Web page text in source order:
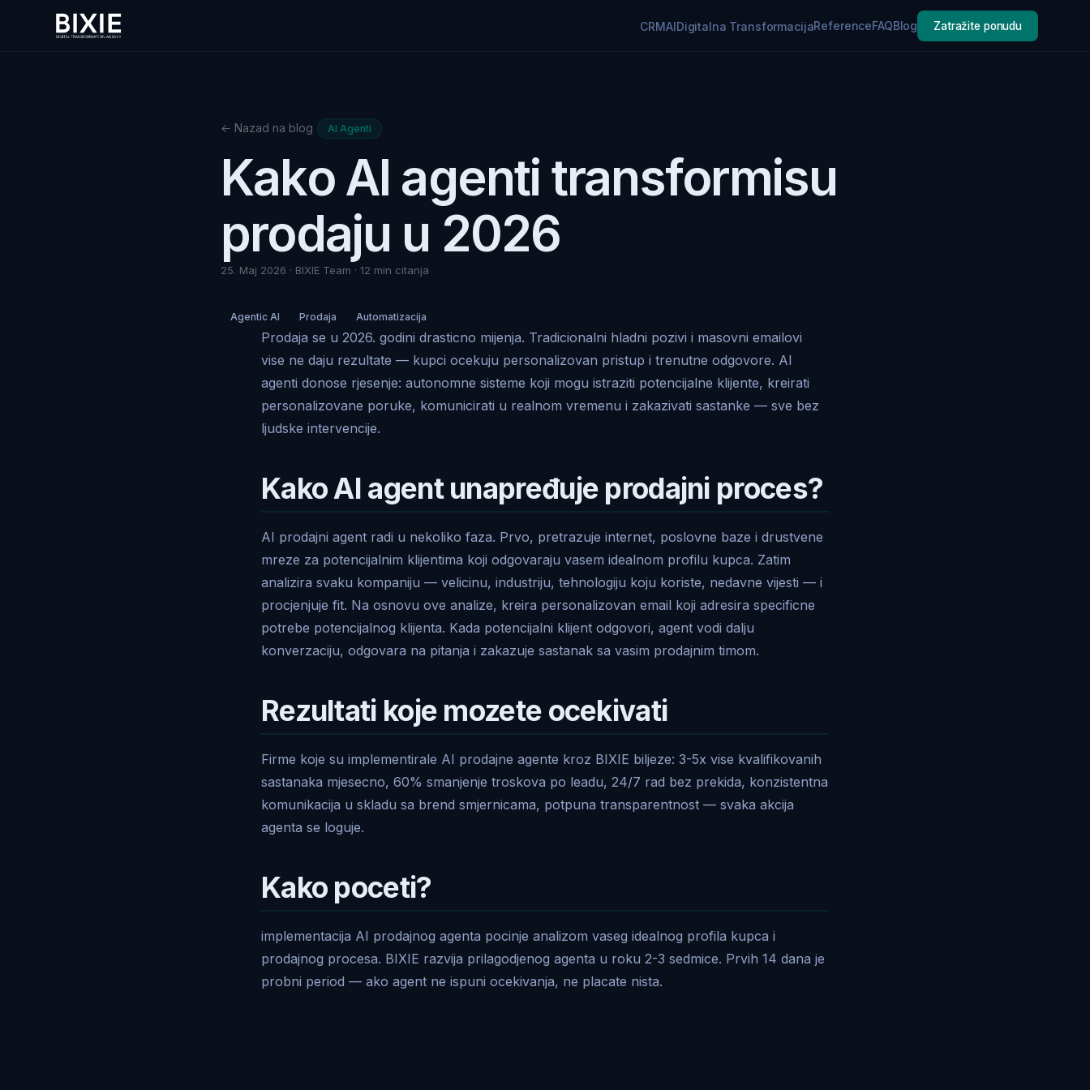
CRMAIDigitalna TransformacijaReferenceFAQBlog Zatražite ponudu
← Nazad na blog AI Agenti
Kako AI agenti transformisu
prodaju u 2026
25. Maj 2026 · BIXIE Team · 12 min citanja
Agentic AI Prodaja Automatizacija
Prodaja se u 2026. godini drasticno mijenja. Tradicionalni hladni pozivi i masovni emailovi
vise ne daju rezultate — kupci ocekuju personalizovan pristup i trenutne odgovore. AI
agenti donose rjesenje: autonomne sisteme koji mogu istraziti potencijalne klijente, kreirati
personalizovane poruke, komunicirati u realnom vremenu i zakazivati sastanke — sve bez
ljudske intervencije.
Kako AI agent unapređuje prodajni proces?
AI prodajni agent radi u nekoliko faza. Prvo, pretrazuje internet, poslovne baze i drustvene
mreze za potencijalnim klijentima koji odgovaraju vasem idealnom profilu kupca. Zatim
analizira svaku kompaniju — velicinu, industriju, tehnologiju koju koriste, nedavne vijesti — i
procjenjuje fit. Na osnovu ove analize, kreira personalizovan email koji adresira specificne
potrebe potencijalnog klijenta. Kada potencijalni klijent odgovori, agent vodi dalju
konverzaciju, odgovara na pitanja i zakazuje sastanak sa vasim prodajnim timom.
Rezultati koje mozete ocekivati
Firme koje su implementirale AI prodajne agente kroz BIXIE biljeze: 3-5x vise kvalifikovanih
sastanaka mjesecno, 60% smanjenje troskova po leadu, 24/7 rad bez prekida, konzistentna
komunikacija u skladu sa brend smjernicama, potpuna transparentnost — svaka akcija
agenta se loguje.
Kako poceti?
implementacija AI prodajnog agenta pocinje analizom vaseg idealnog profila kupca i
prodajnog procesa. BIXIE razvija prilagodjenog agenta u roku 2-3 sedmice. Prvih 14 dana je
probni period — ako agent ne ispuni ocekivanja, ne placate nista.